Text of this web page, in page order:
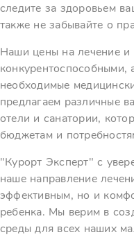
следите за здоровьем
также не забывайте о
Наши цены на лечение и
конкурентоспособными,
необходимые
предлагаем различные
отели и санатории,
бюджетам и
"Курорт Эксперт" с
наше направление
эффективным, но и
ребенка. Мы верим в
среды для всех наших